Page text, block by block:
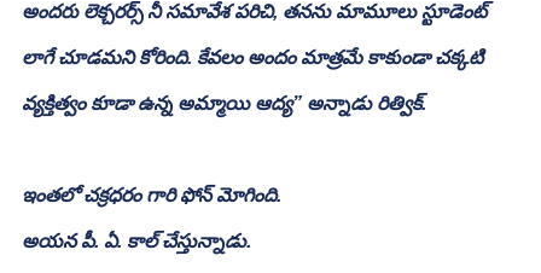
అందరు లెక్చరర్స్ నీ సమావేశ పరిచి, తనను మామూలు స్టూడెంట్
లాగే చూడమని కోరింది. కేవలం అందం మాత్రమే కాకుండా చక్కటి
వ్యక్తిత్వం కూడా ఉన్న అమ్మాయి ఆద్య” అన్నాడు రిత్విక్.
ఇంతలో చక్రధరం గారి ఫోన్ మోగింది.
అయన పీ. ఏ. కాల్ చేస్తున్నాడు.